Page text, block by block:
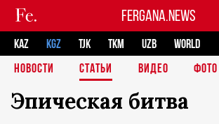
FERGANA.NEWS
KAZ KGZ TJK TKM UZB
WORLD
НОВОСТИ
СТАТЬИ ВИДЕО ФОТО
Эпическая битва